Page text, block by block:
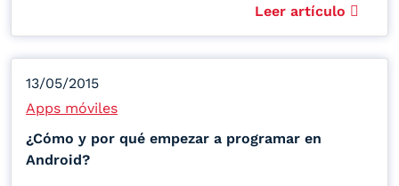
Leer artículo
13/05/2015
Apps móviles
¿Cómo y por qué empezar a programar en
Android?